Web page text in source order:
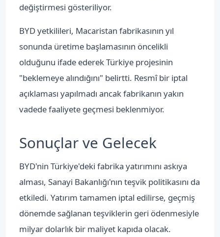
değiştirmesi gösteriliyor.
BYD yetkilileri, Macaristan fabrikasının yıl
sonunda üretime başlamasının öncelikli
olduğunu ifade ederek Türkiye projesinin
"beklemeye alındığını" belirtti. Resmî bir iptal
açıklaması yapılmadı ancak fabrikanın yakın
vadede faaliyete geçmesi beklenmiyor.
Sonuçlar ve Gelecek
BYD'nin Türkiye'deki fabrika yatırımını askıya
alması, Sanayi Bakanlığı'nın teşvik politikasını da
etkiledi. Yatırım tamamen iptal edilirse, geçmiş
dönemde sağlanan teşviklerin geri ödenmesiyle
milyar dolarlık bir maliyet kapıda olacak.